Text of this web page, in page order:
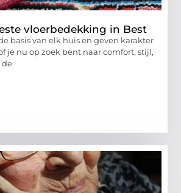
vloerbedekking in Best
basis van elk huis en geven karakter
je nu op zoek bent naar comfort, stijl,
de